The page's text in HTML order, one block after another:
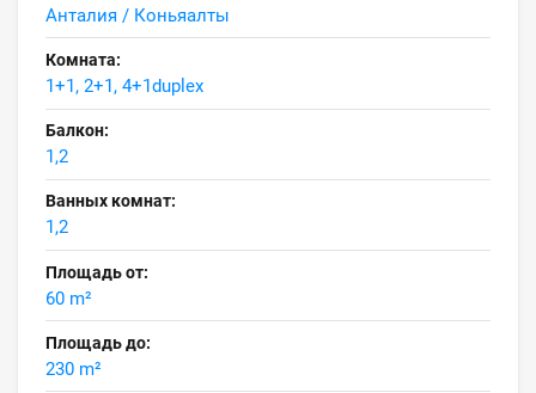
Анталия / Коньяалты
Комната:
1+1, 2+1, 4+1duplex
Балкон:
1,2
Ванных комнат:
1,2
Площадь от:
60 m²
Площадь до:
230 m²